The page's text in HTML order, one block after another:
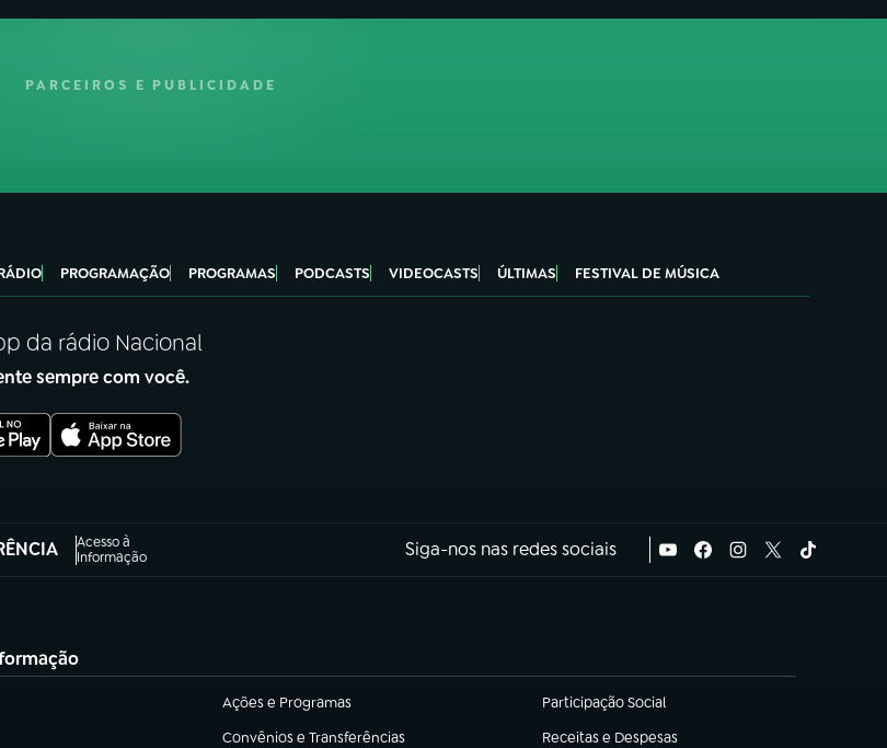
PARCEIROS E PUBLICIDADE
PROGRAMAÇÃO PROGRAMAS PODCASTS VIDEOCASTS ÚLTIMAS FESTIVAL DE MÚSICA
da rádio Nacional
sempre com você.
Acesso à
Informação
aba) Siga-nos nas redes sociais
Ações e Programas
(abre em nova aba) Participação Social
(abre em nova aba)
Convênios e Transferências
(abre em nova aba) Receitas e Despesas
(abre em nova aba)